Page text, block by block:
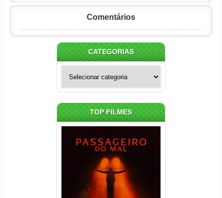
Comentários
CATEGORIAS
TOP FILMES
Passageiro do Mal Torrent